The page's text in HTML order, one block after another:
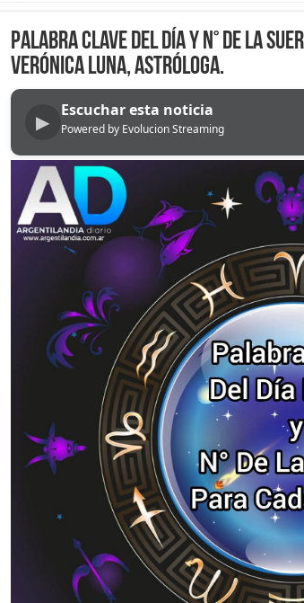
PALABRA CLAVE del DÍA y N° DE LA
VERÓNICA LUNA, ASTRÓLOGA.
▶
Escuchar esta noticia
Powered by Evolucion Streaming